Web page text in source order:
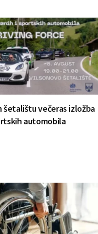
šetalištu večeras izložba
automobila